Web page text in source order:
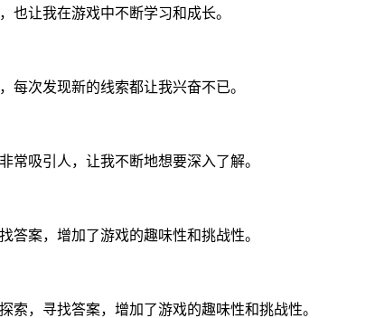
也让我在游戏中不断学习和成长。
每次发现新的线索都让我兴奋不已。
吸引人，让我不断地想要深入了解。
案，增加了游戏的趣味性和挑战性。
，寻找答案，增加了游戏的趣味性和挑战性。